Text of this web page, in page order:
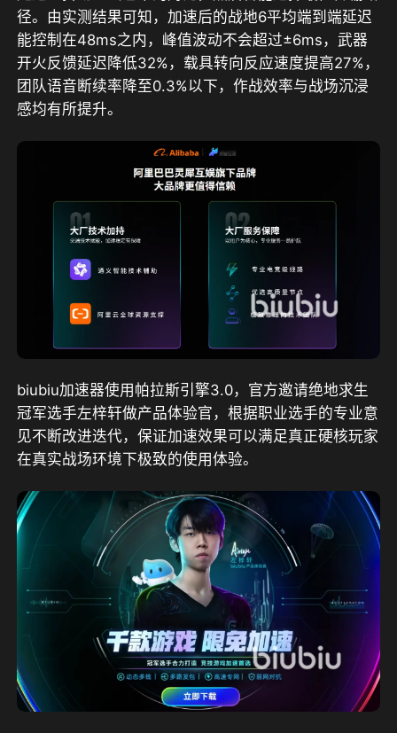
径。由实测结果可知，加速后的战地6平均端到端延迟
能控制在48ms之内，峰值波动不会超过±6ms，武器
开火反馈延迟降低32%，载具转向反应速度提高27%，
团队语音断续率降至0.3%以下，作战效率与战场沉浸
感均有所提升。
biubiu加速器使用帕拉斯引擎3.0，官方邀请绝地求生
冠军选手左梓轩做产品体验官，根据职业选手的专业意
见不断改进迭代，保证加速效果可以满足真正硬核玩家
在真实战场环境下极致的使用体验。